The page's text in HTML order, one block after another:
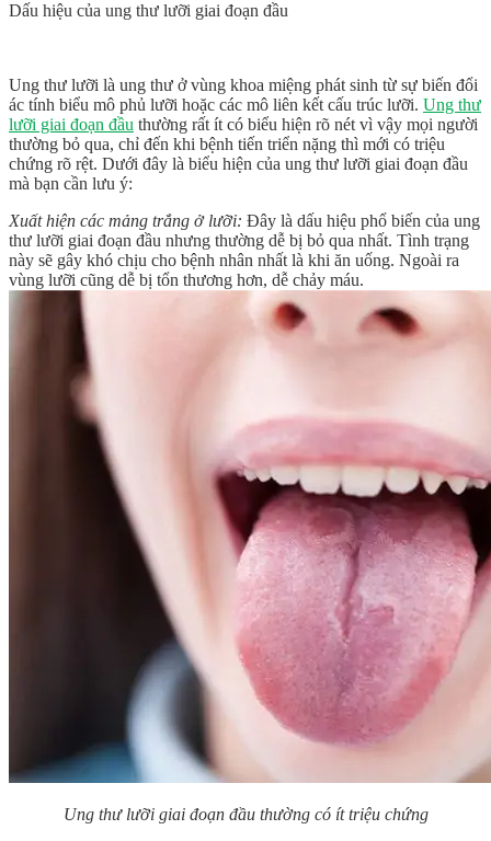
Dấu hiệu của ung thư lưỡi giai đoạn đầu
Ung thư lưỡi là ung thư ở vùng khoa miệng phát sinh từ sự biến đổi
ác tính biểu mô phủ lưỡi hoặc các mô liên kết cấu trúc lưỡi. Ung thư
lưỡi giai đoạn đầu thường rất ít có biểu hiện rõ nét vì vậy mọi người
thường bỏ qua, chỉ đến khi bệnh tiến triển nặng thì mới có triệu
chứng rõ rệt. Dưới đây là biểu hiện của ung thư lưỡi giai đoạn đầu
mà bạn cần lưu ý:
Xuất hiện các mảng trắng ở lưỡi: Đây là dấu hiệu phổ biến của ung
thư lưỡi giai đoạn đầu nhưng thường dễ bị bỏ qua nhất. Tình trạng
này sẽ gây khó chịu cho bệnh nhân nhất là khi ăn uống. Ngoài ra
vùng lưỡi cũng dễ bị tổn thương hơn, dễ chảy máu.
Ung thư lưỡi giai đoạn đầu thường có ít triệu chứng